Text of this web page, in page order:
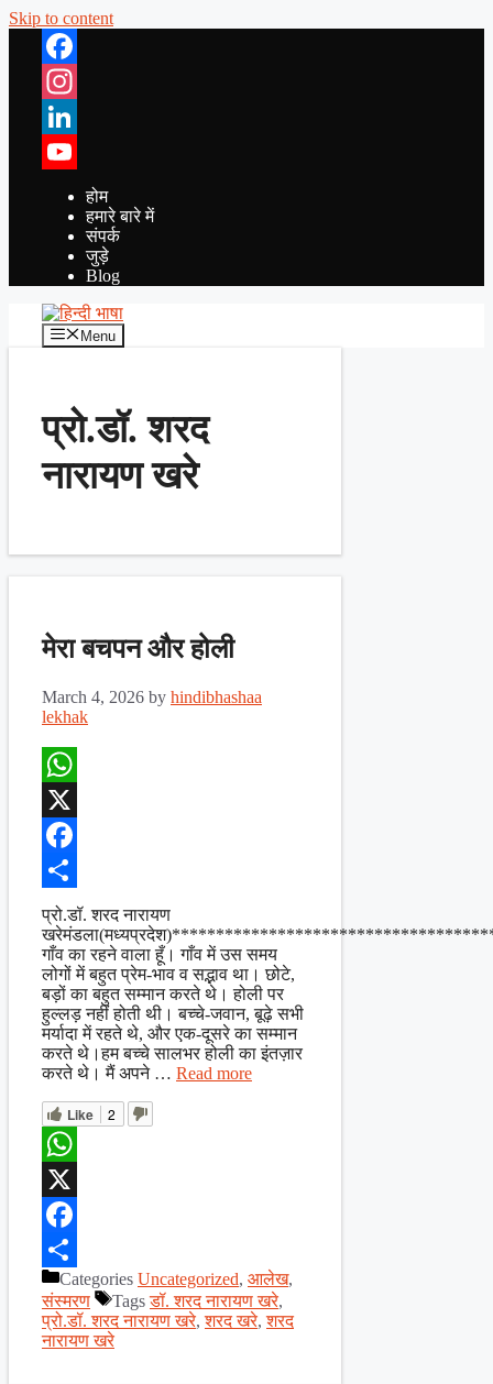
Skip to content
Facebook
Instagram
LinkedIn
YouTube
होम
हमारे बारे में
संपर्क
जुड़े
Blog
Menu
प्रो.डॉ. शरद
नारायण खरे
मेरा बचपन और होली
March 4, 2026 by hindibhashaa
lekhak
WhatsApp
X
Facebook
Share
प्रो.डॉ. शरद नारायण
गाँव का रहने वाला हूँ। गाँव में उस समय
लोगों में बहुत प्रेम-भाव व सद्भाव था। छोटे,
बड़ों का बहुत सम्मान करते थे। होली पर
हुल्लड़ नहीं होती थी। बच्चे-जवान, बूढ़े सभी
मर्यादा में रहते थे, और एक-दूसरे का सम्मान
करते थे।हम बच्चे सालभर होली का इंतज़ार
करते थे। मैं अपने … Read more
Like 2
WhatsApp
X
Facebook
ShareCategories Uncategorized, आलेख,
संस्मरण
Tagsडॉ. शरद नारायण खरे,
प्रो.डॉ. शरद नारायण खरे,शरद खरे,शरद
नारायण खरे